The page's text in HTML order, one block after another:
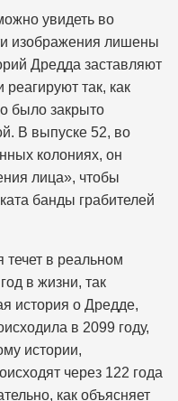
увидеть во
изображения лишены
Дредда заставляют
так, как
было закрыто
В выпуске 52, во
колониях, он
лица», чтобы
банды грабителей
в реальном
в жизни, так
история о Дредде,
в 2099 году,
истории,
через 122 года
как объясняет